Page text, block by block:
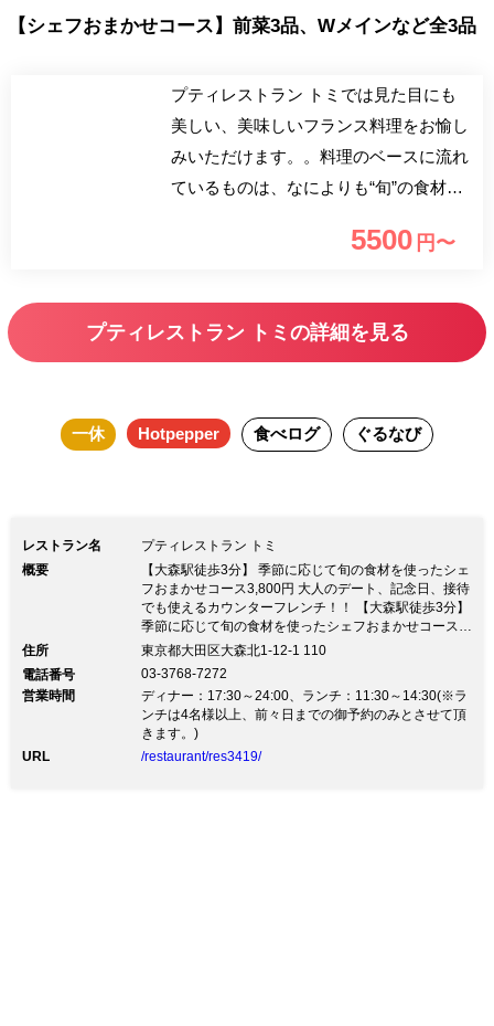
【シェフおまかせコース】前菜3品、Wメインなど全3品
プティレストラン トミでは見た目にも
美しい、美味しいフランス料理をお愉し
みいただけます。。料理のベースに流れ
ているものは、なによりも“旬”の食材で
法でご提供いたします。豊富に取り揃え
5500 円〜
プティレストラン トミの詳細を見る
一休 Hotpepper 食べログ ぐるなび
レストラン名
プティレストラン トミ
概要
【大森駅徒歩3分】 季節に応じて旬の食材を使ったシェ
フおまかせコース3,800円 大人のデート、記念日、接待
でも使えるカウンターフレンチ！！ 【大森駅徒歩3分】
季節に応じて旬の食材を使ったシェフおまかせコース
3,800円 大人のデート、記念日、接待でも使えるカウン
ン。 カウンター越しに間近で繰り広げられる調理が奏
でる音や香り、シェフの熱気等が伝わってきて、五感が
刺激されます。 【アニバーサリーコース】～ぐるなび
限定～ 6,000円 乾杯のスパークリングワイン付、シェ
フ渾身の全6皿のコース。メッセージ入りデザートプレ
住所
東京都大田区大森北1-12-1 110
電話番号
03-3768-7272
営業時間
ディナー：17:30～24:00、ランチ：11:30～14:30(※ラ
ンチは4名様以上、前々日までの御予約のみとさせて頂
きます。)
URL
/restaurant/res3419/